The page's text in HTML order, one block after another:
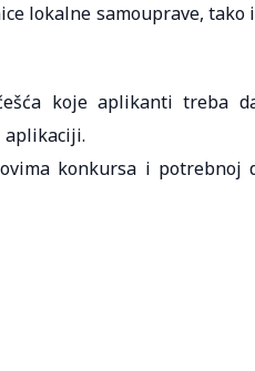
lokalne samouprave, tako
koje aplikanti treba
aplikaciji.
konkursa i potrebnoj